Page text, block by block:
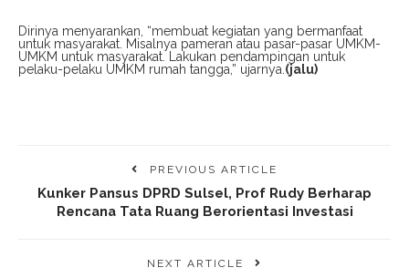
Dirinya menyarankan, “membuat kegiatan yang bermanfaat
untuk masyarakat. Misalnya pameran atau pasar-pasar UMKM-
UMKM untuk masyarakat. Lakukan pendampingan untuk
pelaku-pelaku UMKM rumah tangga,” ujarnya.(jalu)
PREVIOUS ARTICLE
Kunker Pansus DPRD Sulsel, Prof Rudy Berharap
Rencana Tata Ruang Berorientasi Investasi
NEXT ARTICLE